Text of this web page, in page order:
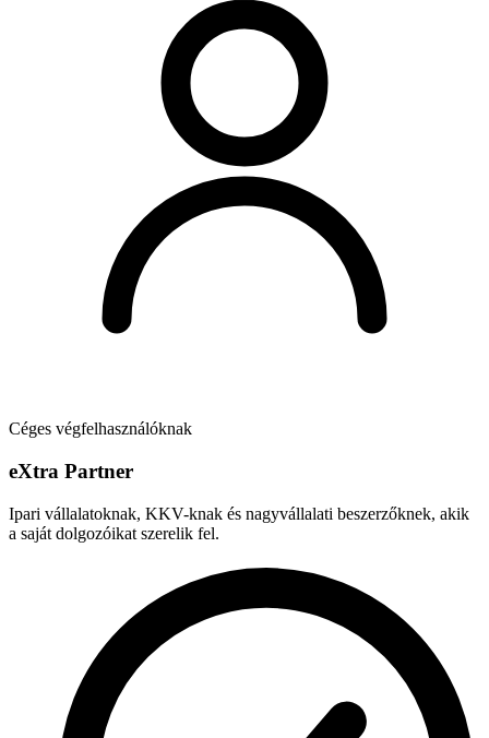
Céges végfelhasználóknak
eXtra Partner
Ipari vállalatoknak, KKV-knak és nagyvállalati beszerzőknek, akik
a saját dolgozóikat szerelik fel.